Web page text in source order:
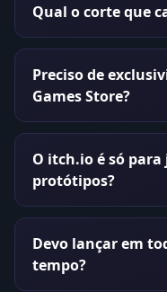
Qual o corte que
Preciso de
Games Store?
O itch.io é só
protótipos?
Devo lançar em
tempo?